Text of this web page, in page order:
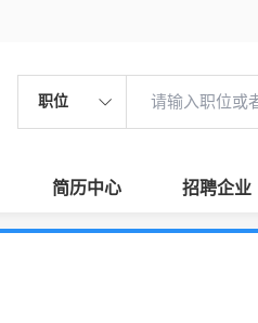
职位
简历中心 招聘企业